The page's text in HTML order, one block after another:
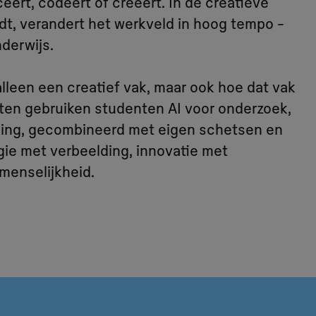
verandert het werkveld in hoog tempo -
een creatief vak, maar ook hoe dat vak
gebruiken studenten AI voor onderzoek,
gecombineerd met eigen schetsen en
met verbeelding, innovatie met